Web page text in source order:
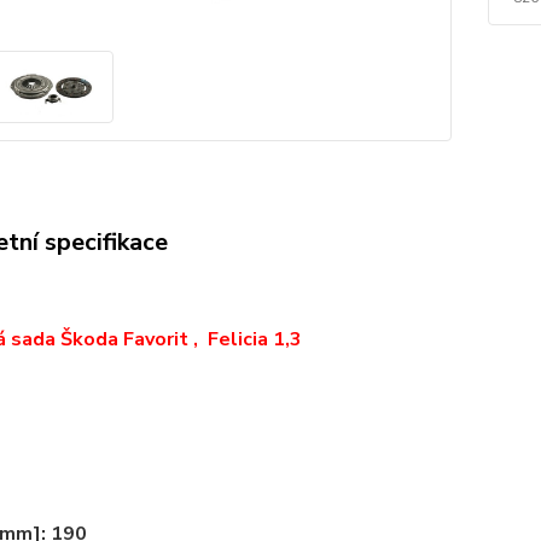
specifikace
sada Škoda Favorit , Felicia 1,3
190